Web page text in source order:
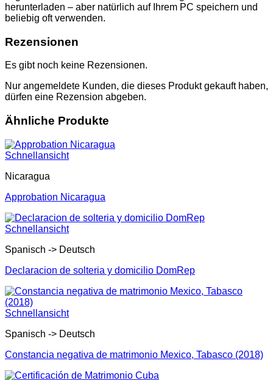
herunterladen – aber natürlich auf Ihrem PC speichern und
beliebig oft verwenden.
Rezensionen
Es gibt noch keine Rezensionen.
Nur angemeldete Kunden, die dieses Produkt gekauft haben,
dürfen eine Rezension abgeben.
Ähnliche Produkte
Schnellansicht
Nicaragua
Approbation Nicaragua
Schnellansicht
Spanisch -> Deutsch
Declaracion de solteria y domicilio DomRep
Schnellansicht
Spanisch -> Deutsch
Constancia negativa de matrimonio Mexico, Tabasco (2018)